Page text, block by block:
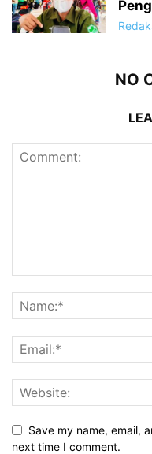
NO
Save my name, email,
next time I comment.